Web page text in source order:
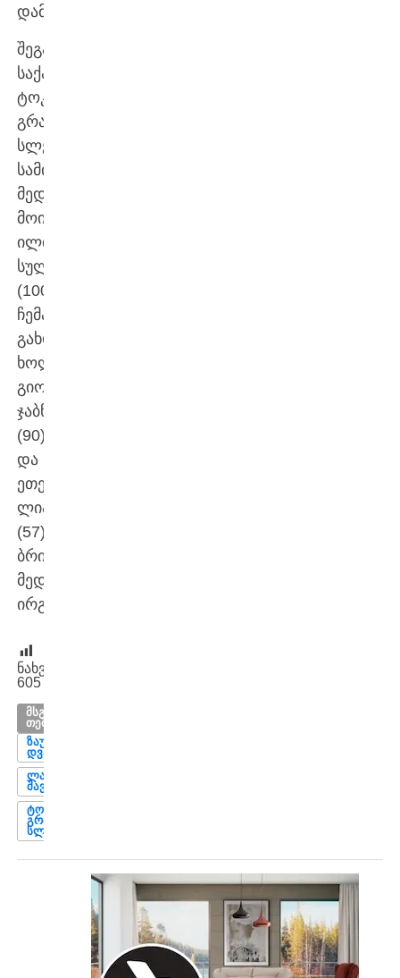
დამარცხდა.
შეგახსენებთ,
საქართველომ
ტოკიოს
გრანდ
სლემზე
სამი
მედალი
მოიპოვა:
ილია
სულამანიძე
(100)
ჩემპიონი
გახდა,
ხოლო
გიორგი
ჯაბნიაშვილი
(90)
და
ეთერ
ლიპარტელიანი
(57)
ბრინჯაოს
მედალი
ირგუნეს.
ნახვები:
605
ᲛᲡᲒᲐᲕᲡᲘ
ᲗᲔᲛᲔᲑᲘ
ᲖᲐᲣᲠ
ᲓᲕᲐᲚᲐᲨᲕᲘᲚᲘ
ᲚᲐᲨᲐ
ᲨᲐᲕᲓᲐᲗᲣᲐᲨᲕᲘᲚᲘ
ᲢᲝᲙᲘᲝᲡ
ᲒᲠᲐᲜᲓ
ᲡᲚᲔᲛᲘ